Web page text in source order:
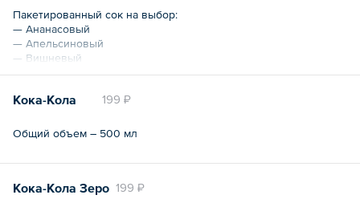
Пакетированный сок на выбор:
— Ананасовый
— Апельсиновый
— Вишневый
— Грейпфрутовый
— Персиковый
— Яблочный
199 ₽
Кока-Кола
Общий объем – 500 мл
199 ₽
Кока-Кола Зеро